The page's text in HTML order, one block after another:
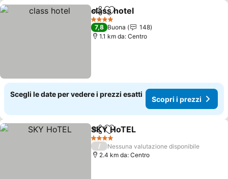
CondividiAggiungi ai preferiti
class hotel
4 Stelle
7,8 Buona
148
1.1 km da: Centro
Scegli le date per vedere i prezzi esatti
Scopri i prezzi
CondividiAggiungi ai preferiti
SKY HoTEL
4 Stelle
/
Nessuna valutazione disponibile
2.4 km da: Centro